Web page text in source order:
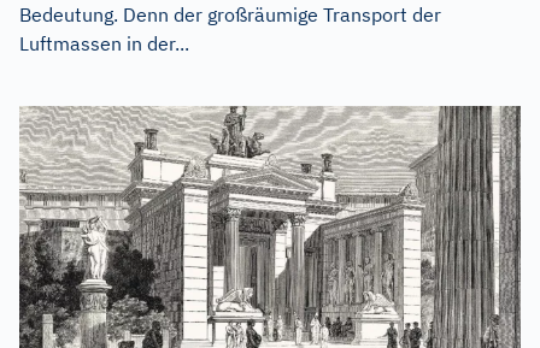
Bedeutung. Denn der großräumige Transport der
Luftmassen in der...